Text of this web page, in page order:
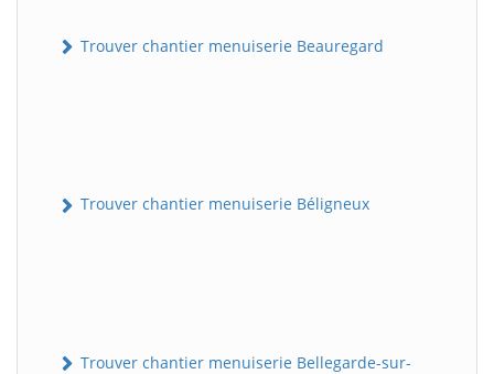
Trouver chantier menuiserie Beauregard
Trouver chantier menuiserie Béligneux
Trouver chantier menuiserie Bellegarde-sur-